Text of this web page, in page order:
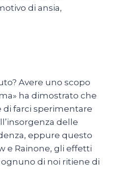
di ansia,
Avere uno scopo
ha dimostrato che
di farci sperimentare
delle
eppure questo
e Rainone, gli effetti
di noi ritiene di